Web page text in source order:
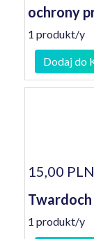
ochrony
1 produkt/y
Dodaj do
15,00 PLN
Twardoch
1 produkt/y